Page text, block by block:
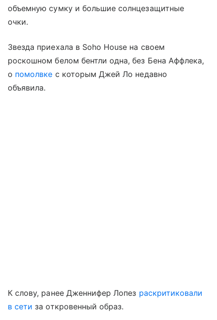
объемную сумку и большие солнцезащитные
очки.
Звезда приехала в Soho House на своем
роскошном белом бентли одна, без Бена Аффлека,
о помолвке с которым Джей Ло недавно
объявила.
К слову, ранее Дженнифер Лопез раскритиковали
в сети за откровенный образ.